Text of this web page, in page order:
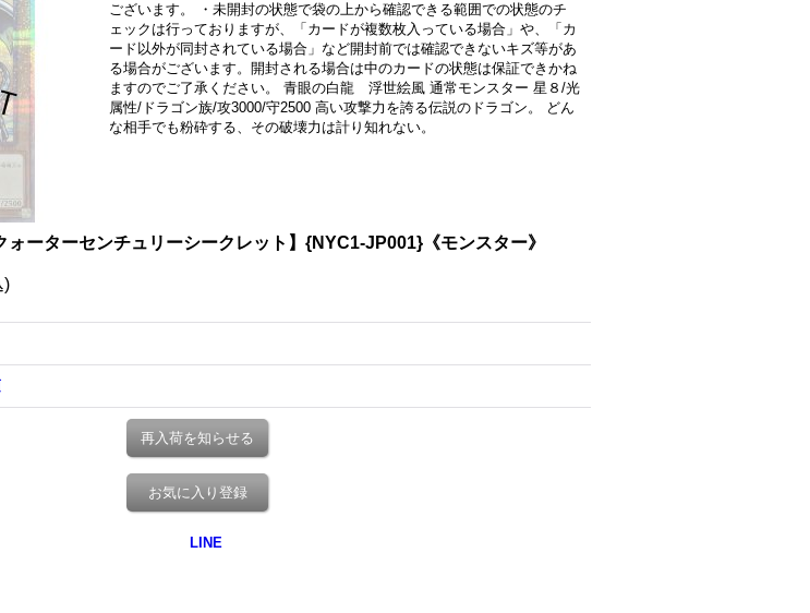
ございます。 ・未開封の状態で袋の上から確認できる範囲での状態のチ
ェックは行っておりますが、「カードが複数枚入っている場合」や、「カ
ード以外が同封されている場合」など開封前では確認できないキズ等があ
る場合がございます。開封される場合は中のカードの状態は保証できかね
ますのでご了承ください。 青眼の白龍 浮世絵風 通常モンスター 星８/光
属性/ドラゴン族/攻3000/守2500 高い攻撃力を誇る伝説のドラゴン。 どん
な相手でも粉砕する、その破壊力は計り知れない。
ォーターセンチュリーシークレット】{NYC1-JP001}《モンスター》
)
再入荷を知らせる
お気に入り登録